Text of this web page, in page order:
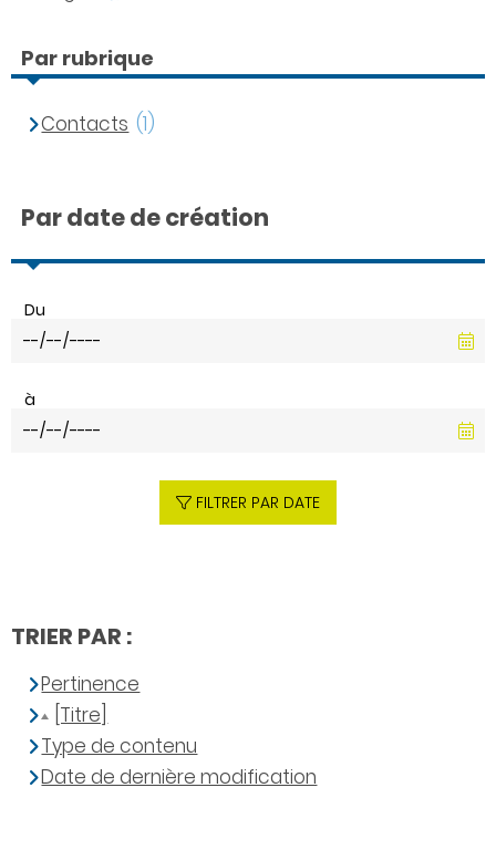
Par rubrique
Contacts (1)
Par date de création
Du
à
FILTRER PAR DATE
TRIER PAR :
Pertinence
[Titre]
Type de contenu
Date de dernière modification